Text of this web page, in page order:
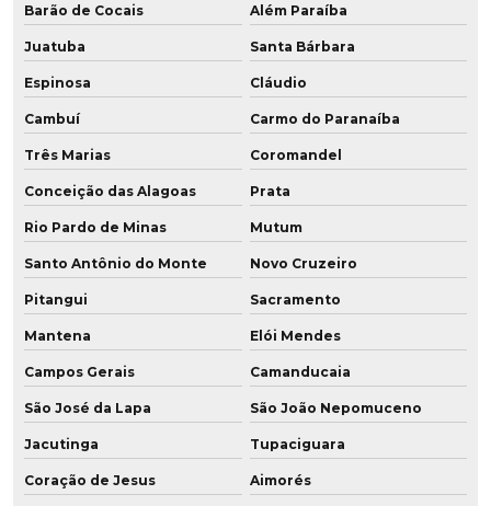
Revestimento de cilindros em pu
Revestimento de polia
Revestimento de polia em pu
Revestimento poliuretano
Revestimento de poliuretano em tubos
Revestimento em pu
Revestimento em pu para rodas
Revestimento de rodas para empilhadeiras
Revestimento de rodas em pu
Revestimento de roldana
Barão de Cocais Além Paraíba
Juatuba Santa Bárbara
Espinosa Cláudio
Cambuí Carmo do Paranaíba
Três Marias Coromandel
Conceição das Alagoas Prata
Rio Pardo de Minas Mutum
Santo Antônio do Monte Novo Cruzeiro
Pitangui Sacramento
Mantena Elói Mendes
Campos Gerais Camanducaia
São José da Lapa São João Nepomuceno
Jacutinga Tupaciguara
Coração de Jesus Aimorés